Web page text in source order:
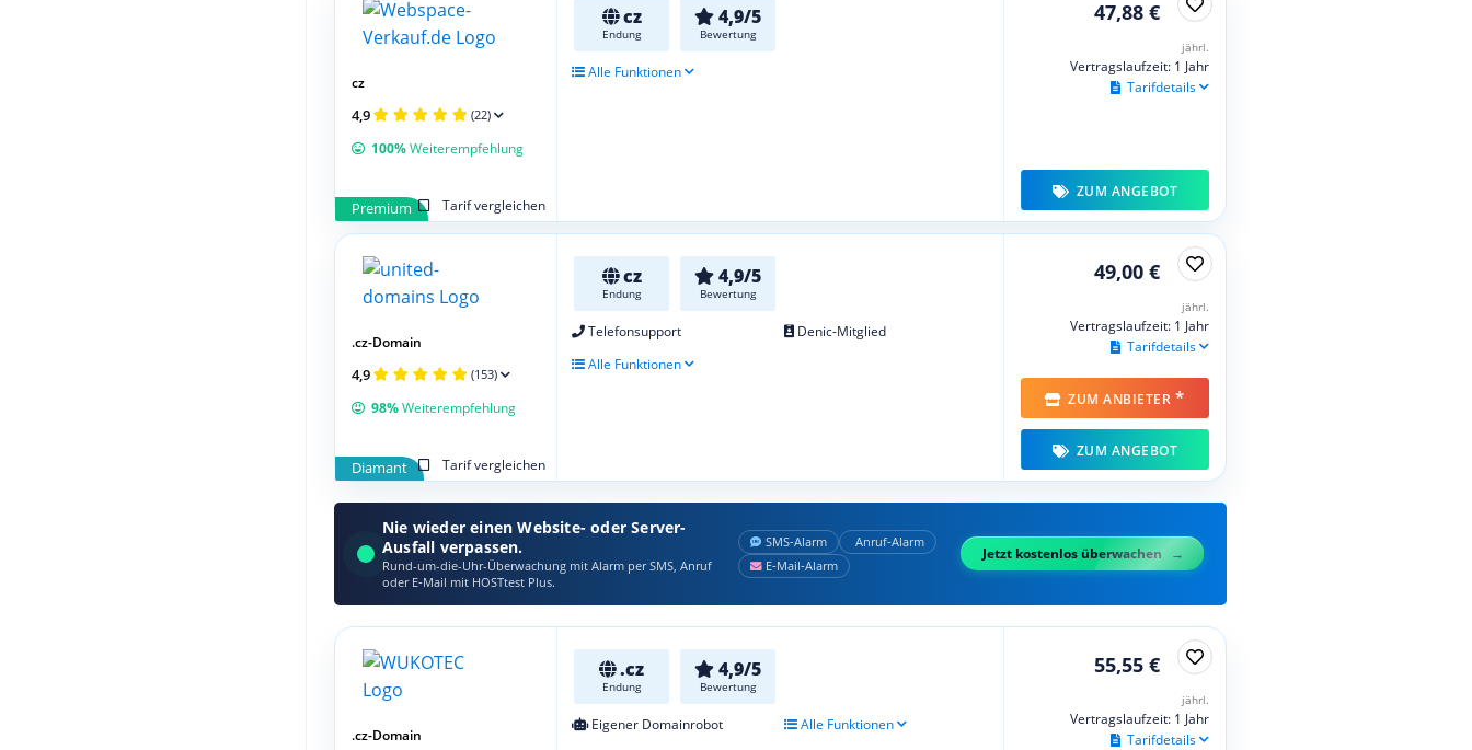
cz
Endung
4,9/5
Bewertung
Alle Funktionen
Premium Tarif vergleichen
cz
4,9 (22)
100%Weiterempfehlung
47,88 €
jährl.
Vertragslaufzeit: 1 Jahr
Tarifdetails
ZUM ANGEBOT
cz
Endung
4,9/5
Bewertung
Telefonsupport
Denic-Mitglied
Alle Funktionen
Diamant Tarif vergleichen
.cz-Domain
4,9 (153)
98%Weiterempfehlung
49,00 €
jährl.
Vertragslaufzeit: 1 Jahr
Tarifdetails
ZUM ANBIETER *
ZUM ANGEBOT
Nie wieder einen Website- oder Server-
Ausfall verpassen.
Rund-um-die-Uhr-Überwachung mit Alarm per SMS, Anruf
oder E‑Mail mit HOSTtest Plus.
SMS‑Alarm
Anruf‑Alarm
E‑Mail‑Alarm
Jetzt kostenlos überwachen
.cz
Endung
4,9/5
Bewertung
Eigener Domainrobot Alle Funktionen
.cz-Domain
55,55 €
jährl.
Vertragslaufzeit: 1 Jahr
Tarifdetails